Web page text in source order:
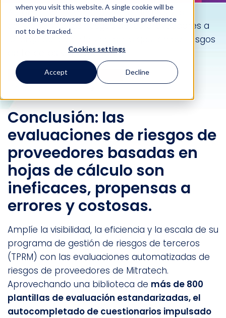
when you visit this website. A single cookie will be
used in your browser to remember your preference
not to be tracked.
Cookies settings
Accept Decline
Automatice la recopilación, el análisis y la
corrección de los riesgos de los proveedores a
lo largo del ciclo de vida de la gestión de riesgos
de terceros y proveedores.
Solicitar una demostración
Conclusión: las
evaluaciones de riesgos de
proveedores basadas en
hojas de cálculo son
ineficaces, propensas a
errores y costosas.
Amplíe la visibilidad, la eficiencia y la escala de su
programa de gestión de riesgos de terceros
(TPRM) con las evaluaciones automatizadas de
riesgos de proveedores de Mitratech.
Aprovechando una biblioteca de más de 800
plantillas de evaluación estandarizadas, el
autocompletado de cuestionarios impulsado